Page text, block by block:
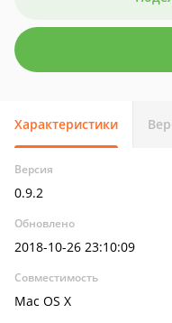
Характеристики
Версия
0.9.2
Обновлено
2018-10-26 23:10:09
Совместимость
Mac OS X